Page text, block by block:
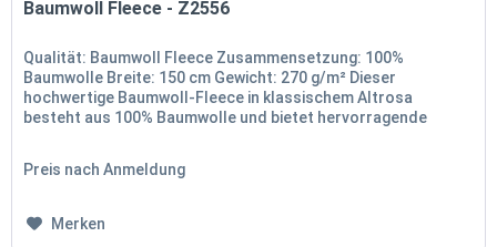
Baumwoll Fleece - Z2556
Qualität: Baumwoll Fleece Zusammensetzung: 100%
Baumwolle Breite: 150 cm Gewicht: 270 g/m² Dieser
hochwertige Baumwoll-Fleece in klassischem Altrosa
besteht aus 100% Baumwolle und bietet hervorragende
Preis nach Anmeldung
Merken